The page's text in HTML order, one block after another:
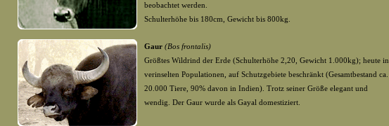
beobachtet werden.
Schulterhöhe bis 180cm, Gewicht bis 800kg.
Gaur (Bos frontalis)
Größtes Wildrind der Erde (Schulterhöhe 2,20, Gewicht 1.000kg); heute in
verinselten Populationen, auf Schutzgebiete beschränkt (Gesamtbestand ca.
20.000 Tiere, 90% davon in Indien). Trotz seiner Größe elegant und
wendig. Der Gaur wurde als Gayal domestiziert.